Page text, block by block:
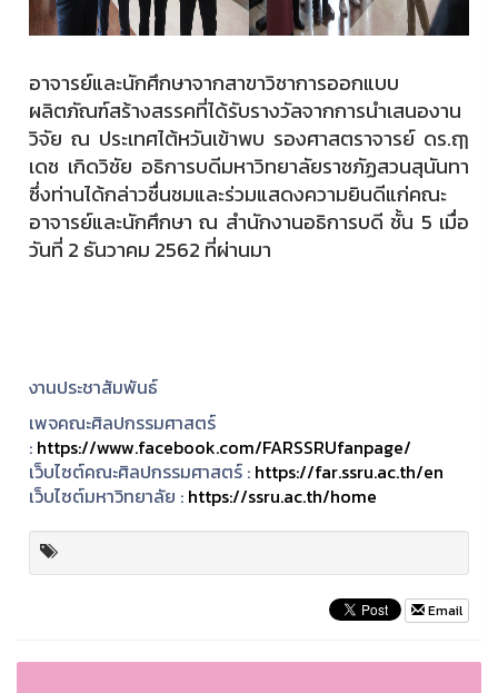
อาจารย์และนักศึกษาจากสาขาวิชาการออกแบบ
ผลิตภัณฑ์สร้างสรรคที่ได้รับรางวัลจากการนำเสนองาน
วิจัย ณ ประเทศไต้หวันเข้าพบ รองศาสตราจารย์ ดร.ฤๅ
เดช เกิดวิชัย อธิการบดีมหาวิทยาลัยราชภัฏสวนสุนันทา
ซึ่งท่านได้กล่าวชื่นชมและร่วมแสดงความยินดีแก่คณะ
อาจารย์และนักศึกษา ณ สำนักงานอธิการบดี ชั้น 5 เมื่อ
วันที่ 2 ธันวาคม 2562 ที่ผ่านมา
งานประชาสัมพันธ์
เพจคณะศิลปกรรมศาสตร์
: https://www.facebook.com/FARSSRUfanpage/
เว็บไซต์คณะศิลปกรรมศาสตร์ : https://far.ssru.ac.th/en
เว็บไซต์มหาวิทยาลัย : https://ssru.ac.th/home
Email